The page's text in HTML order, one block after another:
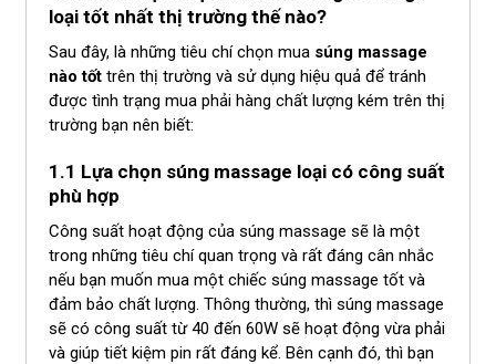
loại tốt nhất thị trường thế nào?
Sau đây, là những tiêu chí chọn mua súng massage
nào tốt trên thị trường và sử dụng hiệu quả để tránh
được tình trạng mua phải hàng chất lượng kém trên thị
trường bạn nên biết:
1.1 Lựa chọn súng massage loại có công suất
phù hợp
Công suất hoạt động của súng massage sẽ là một
trong những tiêu chí quan trọng và rất đáng cân nhắc
nếu bạn muốn mua một chiếc súng massage tốt và
đảm bảo chất lượng. Thông thường, thì súng massage
sẽ có công suất từ ​​40 đến 60W sẽ hoạt động vừa phải
và giúp tiết kiệm pin rất đáng kể. Bên cạnh đó, thì bạn